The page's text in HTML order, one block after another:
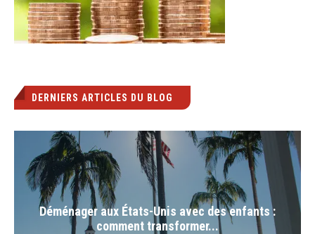
DERNIERS ARTICLES DU BLOG
Déménager aux États-Unis avec des enfants :
comment transformer...